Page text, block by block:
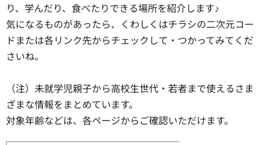
り、学んだり、食べたりできる場所を紹介します♪
気になるものがあったら、くわしくはチラシの二次元コー
ドまたは各リンク先からチェックして・つかってみてくだ
さいね。
（注）未就学児親子から高校生世代・若者まで使えるさま
ざまな情報をまとめています。
対象年齢などは、各ページからご確認いただけます。